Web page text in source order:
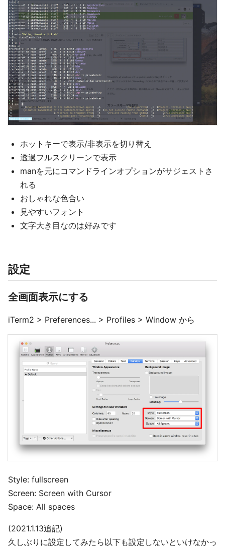
ホットキーで表示/非表示を切り替え
透過フルスクリーンで表示
manを元にコマンドラインオプションがサジェストさ
れる
おしゃれな色合い
見やすいフォント
文字大き目なのは好みです
設定
全画面表示にする
iTerm2 > Preferences... > Profiles > Window から
Style: fullscreen
Screen: Screen with Cursor
Space: All spaces
(2021.1.13追記)
久しぶりに設定してみたら以下も設定しないといけなかっ